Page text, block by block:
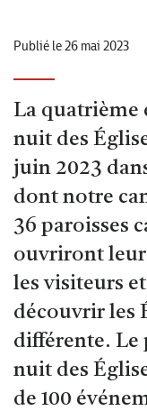
Publié le 26 mai 2023
La quatrième
nuit des
juin 2023
dont notre
36 paroisses
ouvriront
les visiteurs
découvrir les
différente. Le
nuit des
de 100